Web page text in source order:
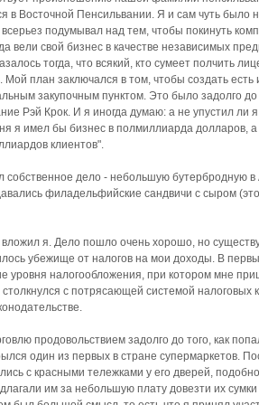
в Восточной Пенсильвании. Я и сам чуть было
подумывал над тем, чтобы покинуть
вели свой бизнес в качестве независимых
тогда, что всякий, кто сумеет полчить
Мой план заключался в том, чтобы создать есть
закупочным пунктом. Это было задолго
Рэй Крок. И я иногда думаю: а не упустил ли
я имел бы бизнес в полмиллиарда долларов,
клиентов".
собственное дело - небольшую
филадельфийские сандвичи с сыром
я. Дело пошло очень хорошо, но
убежище от налогов на мои доходы. В
уровня налогообложения, при котором мне
с потрясающей системой налоговых
продовольствием задолго до того, как
один из первых в стране супермаркетов.
с красными тележками у его дверей, подобно
им за небольшую плату довезти их